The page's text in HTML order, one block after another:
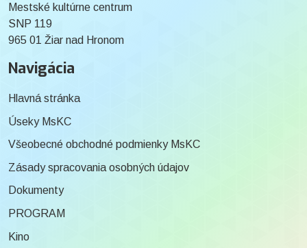
Mestské kultúrne centrum
SNP 119
965 01 Žiar nad Hronom
Navigácia
Hlavná stránka
Úseky MsKC
Všeobecné obchodné podmienky MsKC
Zásady spracovania osobných údajov
Dokumenty
PROGRAM
Kino